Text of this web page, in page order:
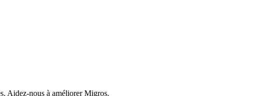
Aidez-nous à améliorer Migros.